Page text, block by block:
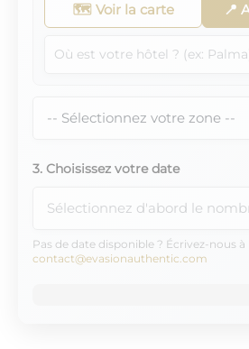
🗺️ Voir la carte 📍
3. Choisissez votre date
Pas de date disponible ? Écrivez-nous à
contact@evasionauthentic.com